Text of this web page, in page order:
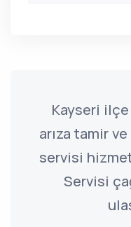
Kayseri
arıza tamir ve
servisi
Servisi